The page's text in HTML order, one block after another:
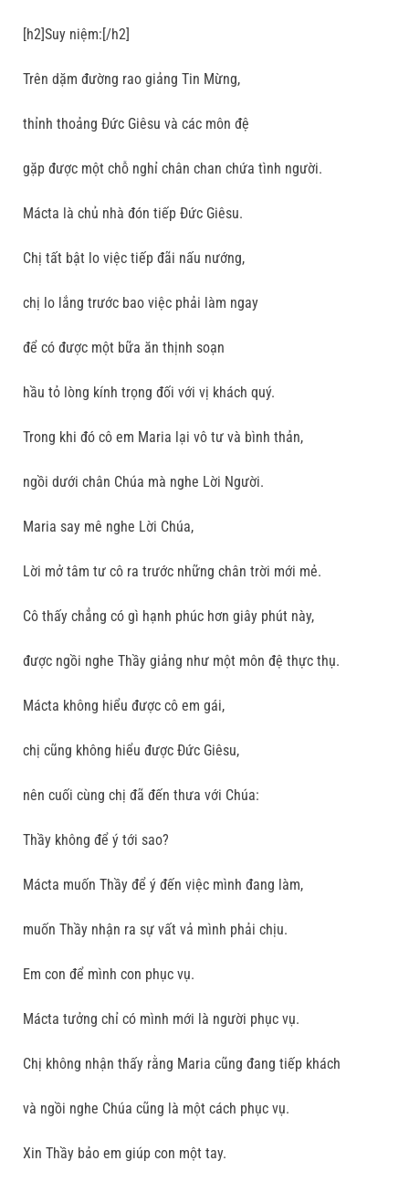
[h2]Suy niệm:[/h2]
Trên dặm đường rao giảng Tin Mừng,
thỉnh thoảng Ðức Giêsu và các môn đệ
gặp được một chỗ nghỉ chân chan chứa tình người.
Mácta là chủ nhà đón tiếp Ðức Giêsu.
Chị tất bật lo việc tiếp đãi nấu nướng,
chị lo lắng trước bao việc phải làm ngay
để có được một bữa ăn thịnh soạn
hầu tỏ lòng kính trọng đối với vị khách quý.
Trong khi đó cô em Maria lại vô tư và bình thản,
ngồi dưới chân Chúa mà nghe Lời Người.
Maria say mê nghe Lời Chúa,
Lời mở tâm tư cô ra trước những chân trời mới mẻ.
Cô thấy chẳng có gì hạnh phúc hơn giây phút này,
được ngồi nghe Thầy giảng như một môn đệ thực thụ.
Mácta không hiểu được cô em gái,
chị cũng không hiểu được Ðức Giêsu,
nên cuối cùng chị đã đến thưa với Chúa:
Thầy không để ý tới sao?
Mácta muốn Thầy để ý đến việc mình đang làm,
muốn Thầy nhận ra sự vất vả mình phải chịu.
Em con để mình con phục vụ.
Mácta tưởng chỉ có mình mới là người phục vụ.
Chị không nhận thấy rằng Maria cũng đang tiếp khách
và ngồi nghe Chúa cũng là một cách phục vụ.
Xin Thầy bảo em giúp con một tay.